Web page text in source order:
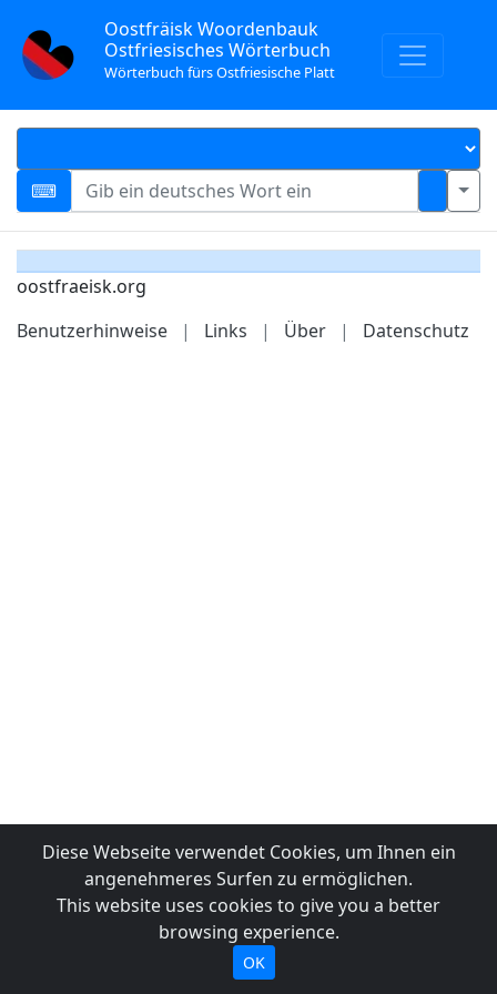
Oostfräisk Woordenbauk
Ostfriesisches Wörterbuch
Wörterbuch fürs Ostfriesische Platt
oostfraeisk.org
Benutzerhinweise
| Links | Über | Datenschutz
Diese Webseite verwendet Cookies, um Ihnen ein
angenehmeres Surfen zu ermöglichen.
This website uses cookies to give you a better
browsing experience.
OK